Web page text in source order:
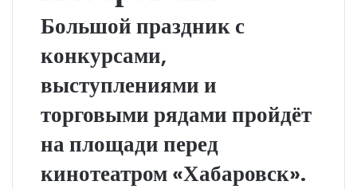
Большой праздник с
конкурсами,
выступлениями и
торговыми рядами пройдёт
на площади перед
кинотеатром «Хабаровск».